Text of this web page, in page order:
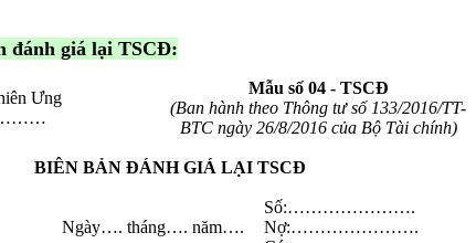
đánh giá lại TSCĐ:
Ưng
Mẫu số 04 - TSCĐ
(Ban hành theo Thông tư số 133/2016/TT-
BTC ngày 26/8/2016 của Bộ Tài chính)
BIÊN BẢN ĐÁNH GIÁ LẠI TSCĐ
Ngày…. tháng…. năm….
Số:………………….
Nợ:………………….